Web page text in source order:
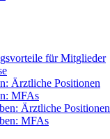
für Mitglieder
Ärztliche Positionen
MFAs
Ärztliche Positionen
MFAs